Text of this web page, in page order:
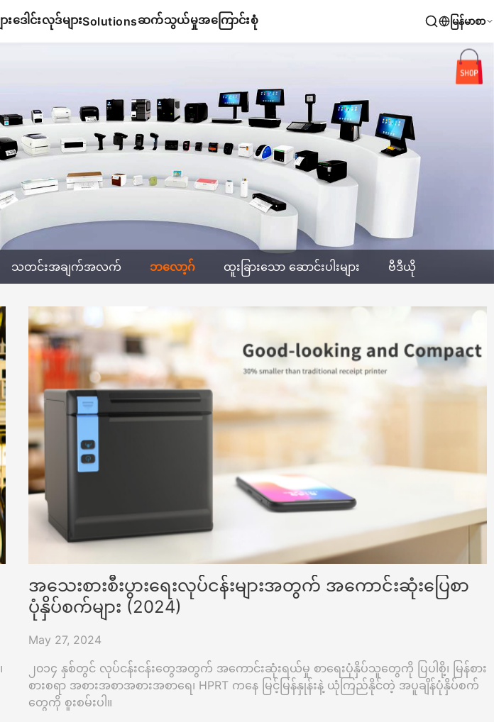
းဒေါင်းလုဒ်များSolutionsဆက်သွယ်မှုအကြောင်းစုံ မြန်မာစာ
သတင်းအချက်အလက် ဘလော့ဂ် ထူးခြားသော ဆောင်းပါးများ ဗီဒီယို
အသေးစားစီးပွားရေးလုပ်ငန်းများအတွက် အကောင်းဆုံးပြေစာ
ပုံနှိပ်စက်များ (2024)
May 27, 2024
၂၀၁၄ နှစ်တွင် လုပ်ငန်းငန်းတွေအတွက် အကောင်းဆုံးရယ်မှု စာရေးပုံနှိပ်သူတွေကို ပြပါစို့၊ မြန်စား
စားစရာ အစားအစာအစားအစာရေ၊ HPRT ကနေ မြင့်မြန်နှုန်းနဲ့ ယုံကြည်နိုင်တဲ့ အပူချိန်ပုံနှိပ်စက်
တွေကို စူးစမ်းပါ။